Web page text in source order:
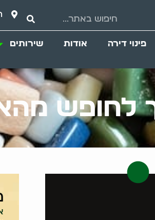
פינוי דירה אודות שירותים
לחופש